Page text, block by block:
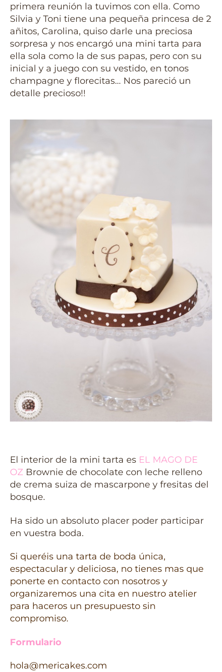
primera reunión la tuvimos con ella. Como
Silvia y Toni tiene una pequeña princesa de 2
añitos, Carolina, quiso darle una preciosa
sorpresa y nos encargó una mini tarta para
ella sola como la de sus papas, pero con su
inicial y a juego con su vestido, en tonos
champagne y florecitas… Nos pareció un
detalle precioso!!
El interior de la mini tarta es EL MAGO DE
OZ Brownie de chocolate con leche relleno
de crema suiza de mascarpone y fresitas del
bosque.
Ha sido un absoluto placer poder participar
en vuestra boda.
Si queréis una tarta de boda única,
espectacular y deliciosa, no tienes mas que
ponerte en contacto con nosotros y
organizaremos una cita en nuestro atelier
para haceros un presupuesto sin
compromiso.
Formulario
hola@mericakes.com